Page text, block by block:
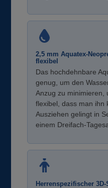
2,5 mm Aquatex-
flexibel
Das hochdehnbare
genug, um den
Anzug zu minimieren,
flexibel, dass man ihn
Ausziehen gelingt in
einem Dreifach-
Herrenspezifischer